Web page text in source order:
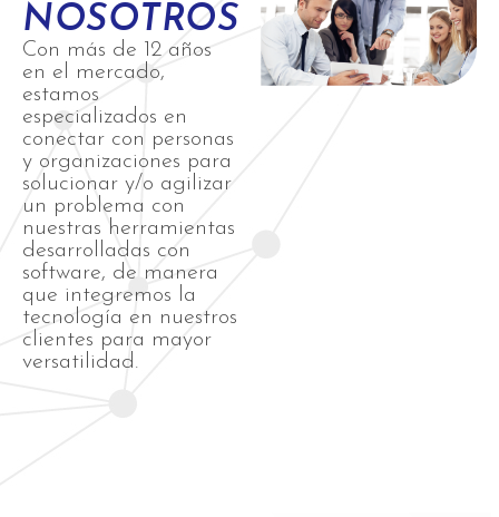
NOSOTROS
Con más de 12 años
en el mercado,
estamos
especializados en
conectar con personas
y organizaciones para
solucionar y/o agilizar
un problema con
nuestras herramientas
desarrolladas con
software, de manera
que integremos la
tecnología en nuestros
clientes para mayor
versatilidad.